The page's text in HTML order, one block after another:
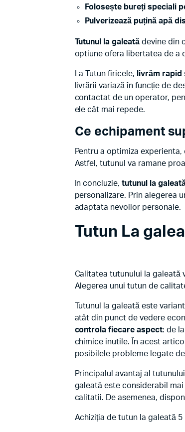
Folosește bureți speciali
Pulverizează puțină apă
Tutunul la galeatădevine din
optiune ofera libertatea de a
La Tutun firicele, livrăm rapid
livrării variază în funcție de
contactat de un operator,
ele cât mai repede.
Ce echipament
Pentru a optimiza
Astfel, tutunul va ramane
In concluzie,tutunul la
personalizare. Prin alegerea
adaptata nevoilor personale.
Tutun La
Calitatea tutunului la galeată
Alegerea unui tutun de
Tutunul la galeată este
atât din punct de vedere
controla fiecare aspect: de
chimice inutile. În acest
posibilele probleme legate
Principalul avantaj al
galeată este considerabil
calitatii. De asemenea,
Achiziția de tutun la galeată